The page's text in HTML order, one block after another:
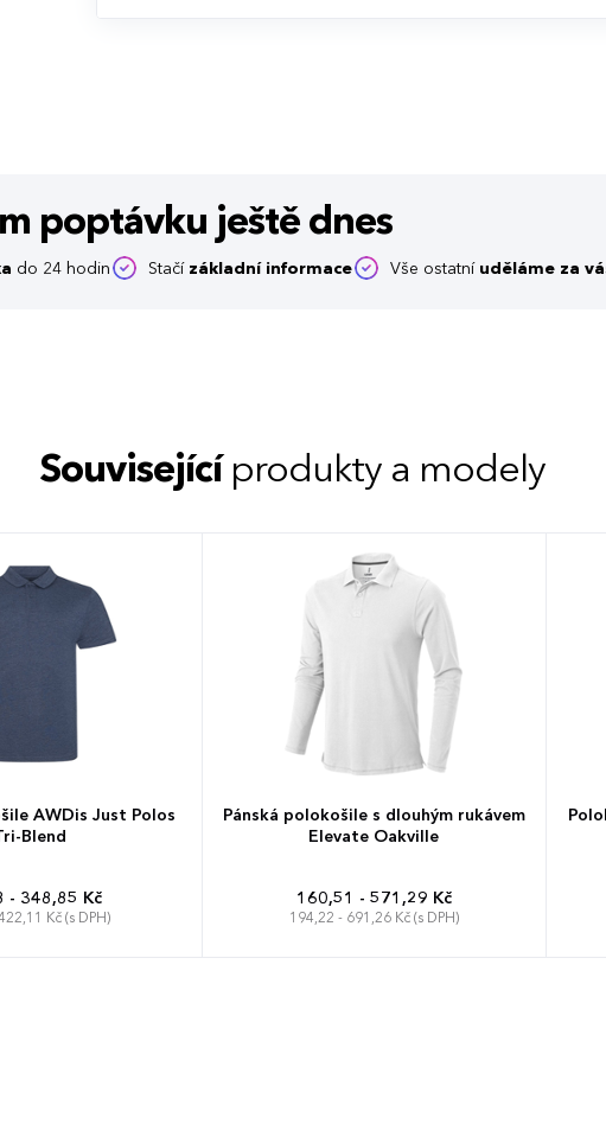
poptávku ještě dnes
do 24 hodin Stačí základní informace Vše ostatní uděláme za
Související produkty a modely
AWDis Just Polos
Blend
- 348,85 Kč
Kč (s DPH)
Pánská polokošile s dlouhým rukávem
Elevate Oakville
160,51 - 571,29 Kč
194,22 - 691,26 Kč (s DPH)